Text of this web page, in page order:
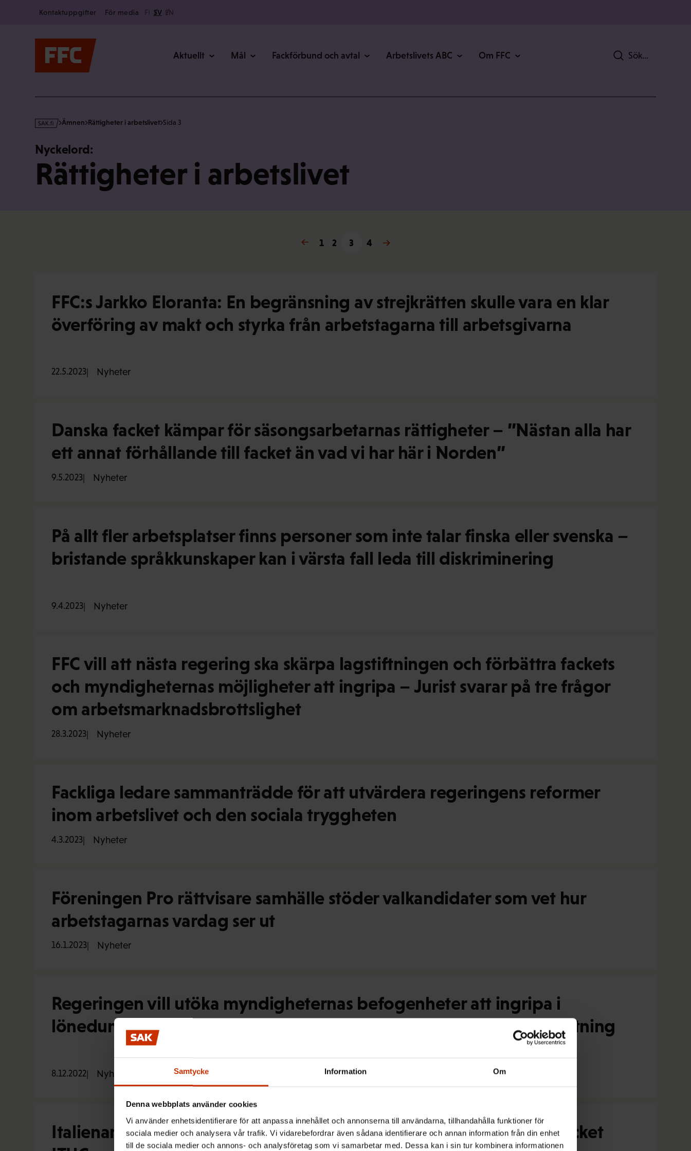
Samtycke Information Om
Denna webbplats använder cookies
Vi använder enhetsidentifierare för att anpassa innehållet och annonserna till användarna, tillhandahålla funktioner för
sociala medier och analysera vår trafik. Vi vidarebefordrar även sådana identifierare och annan information från din enhet
till de sociala medier och annons- och analysföretag som vi samarbetar med. Dessa kan i sin tur kombinera informationen
Secondary
Kontaktuppgifter För media FI SV EN
Aktuellt Mål Fackförbund och avtal Arbetslivets ABC Om FFC Sök
s
k
·
Ämnen Rättigheter i arbetslivet Sida 3
Nyckelord:
Rättigheter i arbetslivet
← Föregående
1 2 3 4Nästa →
FFC:s Jarkko Eloranta: En begränsning av strejkrätten skulle vara en klar
överföring av makt och styrka från arbetstagarna till arbetsgivarna
22.5.2023 Nyheter
Danska facket kämpar för säsongsarbetarnas rättigheter – ”Nästan alla har
ett annat förhållande till facket än vad vi har här i Norden”
9.5.2023 Nyheter
På allt fler arbetsplatser finns personer som inte talar finska eller svenska –
bristande språkkunskaper kan i värsta fall leda till diskriminering
9.4.2023 Nyheter
FFC vill att nästa regering ska skärpa lagstiftningen och förbättra fackets
och myndigheternas möjligheter att ingripa – Jurist svarar på tre frågor
om arbetsmarknadsbrottslighet
28.3.2023 Nyheter
Fackliga ledare sammanträdde för att utvärdera regeringens reformer
inom arbetslivet och den sociala tryggheten
4.3.2023 Nyheter
Föreningen Pro rättvisare samhälle stöder valkandidater som vet hur
arbetstagarnas vardag ser ut
16.1.2023 Nyheter
Regeringen vill utöka myndigheternas befogenheter att ingripa i
lönedumpning – FFC anser att lagförslaget är ett stort steg i rätt riktning
8.12.2022 Nyheter
Italienaren Luca Visentini valdes till generalsekreterare för världsfacket